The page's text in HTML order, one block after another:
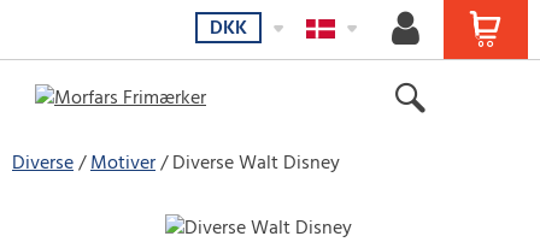
DKK
Diverse Motiver Diverse Walt Disney